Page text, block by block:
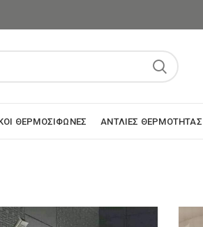
ΘΕΡΜΟΣΊΦΩΝΕΣ ΑΝΤΛΊΕΣ ΘΕΡΜΌΤΗΤΑΣ